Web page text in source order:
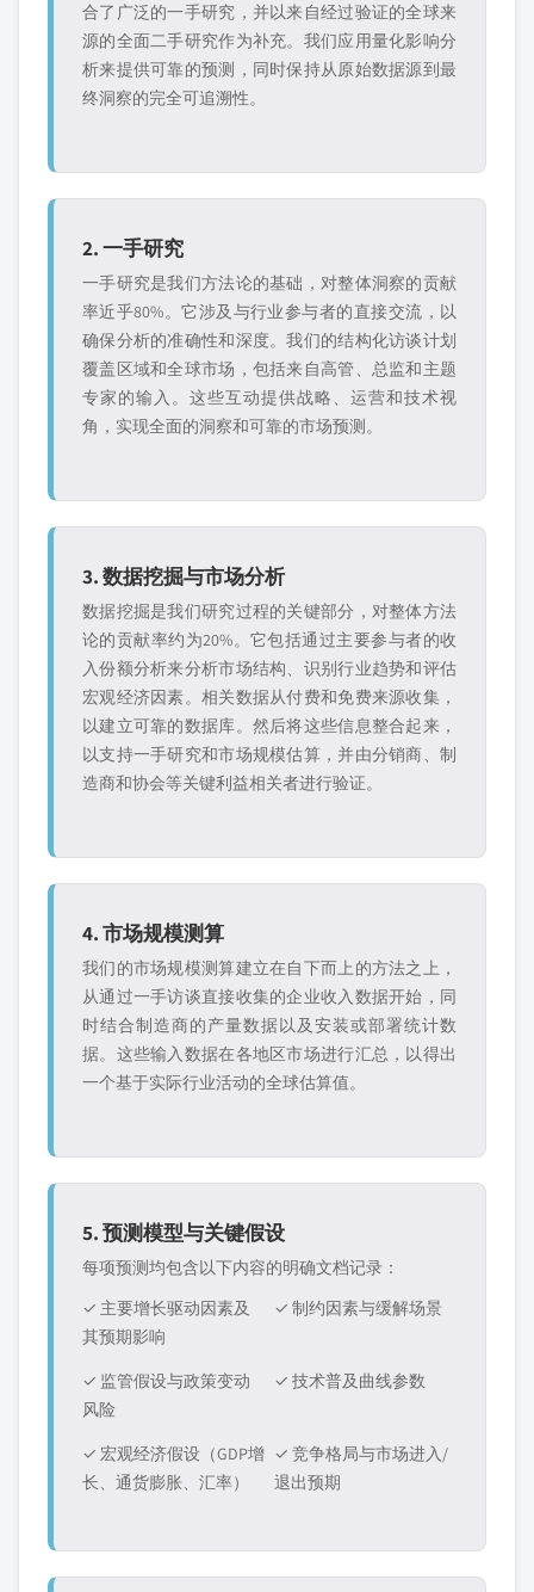
合了广泛的一手研究，并以来自经过验证的全球来
源的全面二手研究作为补充。我们应用量化影响分
析来提供可靠的预测，同时保持从原始数据源到最
终洞察的完全可追溯性。
2. 一手研究
一手研究是我们方法论的基础，对整体洞察的贡献
率近乎80%。它涉及与行业参与者的直接交流，以
确保分析的准确性和深度。我们的结构化访谈计划
覆盖区域和全球市场，包括来自高管、总监和主题
专家的输入。这些互动提供战略、运营和技术视
角，实现全面的洞察和可靠的市场预测。
3. 数据挖掘与市场分析
数据挖掘是我们研究过程的关键部分，对整体方法
论的贡献率约为20%。它包括通过主要参与者的收
入份额分析来分析市场结构、识别行业趋势和评估
宏观经济因素。相关数据从付费和免费来源收集，
以建立可靠的数据库。然后将这些信息整合起来，
以支持一手研究和市场规模估算，并由分销商、制
造商和协会等关键利益相关者进行验证。
4. 市场规模测算
我们的市场规模测算建立在自下而上的方法之上，
从通过一手访谈直接收集的企业收入数据开始，同
时结合制造商的产量数据以及安装或部署统计数
据。这些输入数据在各地区市场进行汇总，以得出
一个基于实际行业活动的全球估算值。
5. 预测模型与关键假设
每项预测均包含以下内容的明确文档记录：
✓ 主要增长驱动因素及
其预期影响
✓ 制约因素与缓解场景
✓ 监管假设与政策变动
风险
✓ 技术普及曲线参数
✓ 宏观经济假设（GDP增
长、通货膨胀、汇率）
✓ 竞争格局与市场进入/
退出预期